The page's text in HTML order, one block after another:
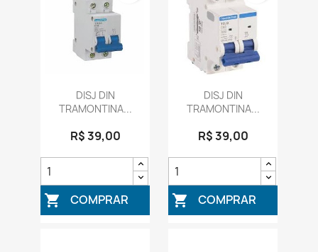
DISJ DIN
TRAMONTINA...
R$ 39,00
 COMPRAR
DISJ DIN
TRAMONTINA...
R$ 39,00
 COMPRAR